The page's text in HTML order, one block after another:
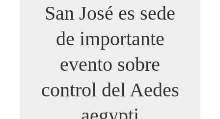
San José es sede
de importante
evento sobre
control del Aedes